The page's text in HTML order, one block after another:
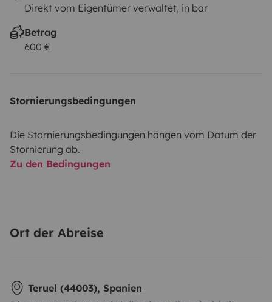
Direkt vom Eigentümer verwaltet, in bar
Betrag
600 €
Stornierungsbedingungen
Die Stornierungsbedingungen hängen vom Datum der
Stornierung ab.
Zu den Bedingungen
Ort der Abreise
Teruel (44003), Spanien